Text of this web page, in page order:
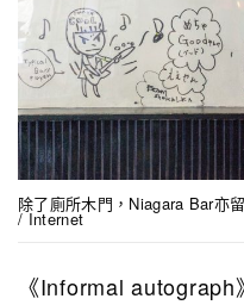
除了廁所木門，Niagara Bar亦
/ Internet
《Informal